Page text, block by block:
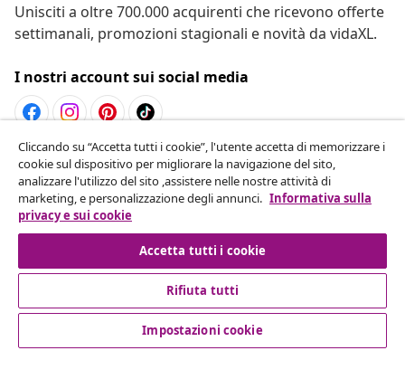
Unisciti a oltre 700.000 acquirenti che ricevono offerte
settimanali, promozioni stagionali e novità da vidaXL.
I nostri account sui social media
Recesso dal contratto
Invia una richiesta di recesso per il tuo ordine.
Recesso dal contratto
Servizio clienti
Cliccando su “Accetta tutti i cookie”, l'utente accetta di memorizzare i
cookie sul dispositivo per migliorare la navigazione del sito,
analizzare l'utilizzo del sito ,assistere nelle nostre attività di
marketing, e personalizzazione degli annunci. Informativa sulla
privacy e sui cookie
Accetta tutti i cookie
Rifiuta tutti
Impostazioni cookie